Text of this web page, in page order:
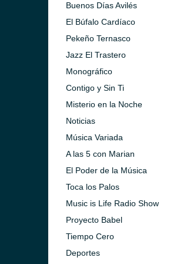
Buenos Días Avilés
El Búfalo Cardíaco
Pekeño Ternasco
Jazz El Trastero
Monográfico
Contigo y Sin Ti
Misterio en la Noche
Noticias
Música Variada
A las 5 con Marian
El Poder de la Música
Toca los Palos
Music is Life Radio Show
Proyecto Babel
Tiempo Cero
Deportes